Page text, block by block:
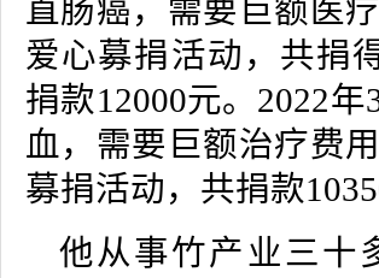
直肠癌，需要巨额医
爱心募捐活动，共捐
捐款12000元。2022
血，需要巨额治疗费
募捐活动，共捐款
他从事竹产业三十